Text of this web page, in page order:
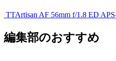
TTArtisan AF 56mm f/1.8 ED
編集部のおすすめ